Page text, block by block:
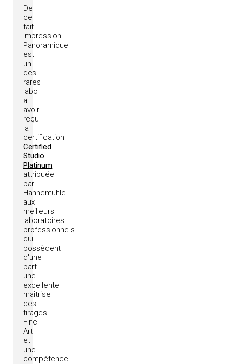
De
ce
fait
Impression
Panoramique
est
un
des
rares
labo
a
avoir
reçu
la
certification
Certified
Studio
Platinum,
attribuée
par
Hahnemühle
aux
meilleurs
laboratoires
professionnels
qui
possèdent
d'une
part
une
excellente
maîtrise
des
tirages
Fine
Art
et
une
compétence